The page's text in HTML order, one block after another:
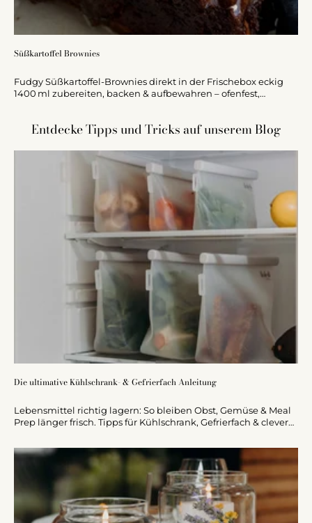
Süßkartoffel Brownies
Fudgy Süßkartoffel-Brownies direkt in der Frischebox eckig
1400 ml zubereiten, backen & aufbewahren – ofenfest,
Entdecke Tipps und Tricks auf unserem Blog
Die ultimative Kühlschrank- & Gefrierfach Anleitung
Lebensmittel richtig lagern: So bleiben Obst, Gemüse & Meal
Prep länger frisch. Tipps für Kühlschrank, Gefrierfach & clevere